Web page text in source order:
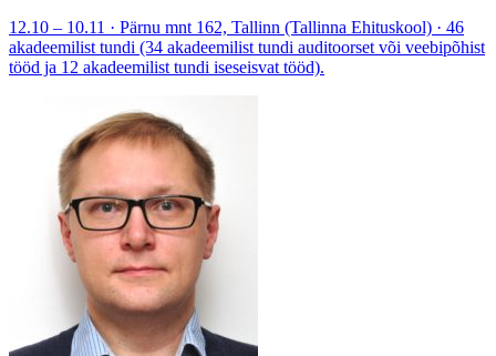
12.10 – 10.11 · Pärnu mnt 162, Tallinn (Tallinna Ehituskool) · 46
akadeemilist tundi (34 akadeemilist tundi auditoorset või veebipõhist
tööd ja 12 akadeemilist tundi iseseisvat tööd).